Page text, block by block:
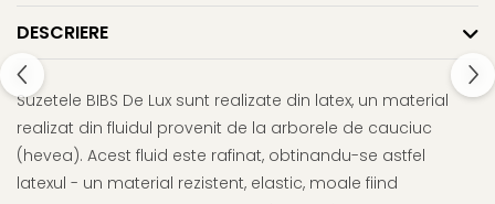
DESCRIERE
Suzetele BIBS De Lux sunt realizate din latex, un material
realizat din fluidul provenit de la arborele de cauciuc
(hevea). Acest fluid este rafinat, obtinandu-se astfel
latexul - un material rezistent, elastic, moale fiind